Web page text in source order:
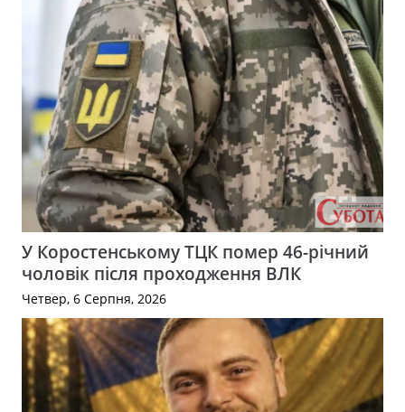
У Коростенському ТЦК помер 46-річний
чоловік після проходження ВЛК
Четвер, 6 Серпня, 2026